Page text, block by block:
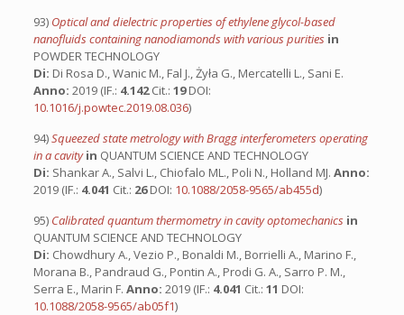
93) Optical and dielectric properties of ethylene glycol-based
nanofluids containing nanodiamonds with various purities in
POWDER TECHNOLOGY
Di: Di Rosa D., Wanic M., Fal J., Żyła G., Mercatelli L., Sani E.
Anno: 2019 (IF.: 4.142Cit.: 19DOI:
10.1016/j.powtec.2019.08.036)
94)Squeezed state metrology with Bragg interferometers operating
in a cavityin QUANTUM SCIENCE AND TECHNOLOGY
Di: Shankar A., Salvi L., Chiofalo ML., Poli N., Holland MJ. Anno:
2019 (IF.: 4.041 Cit.: 26DOI: 10.1088/2058-9565/ab455d)
95) Calibrated quantum thermometry in cavity optomechanics in
QUANTUM SCIENCE AND TECHNOLOGY
Di: Chowdhury A., Vezio P., Bonaldi M., Borrielli A., Marino F.,
Morana B., Pandraud G., Pontin A., Prodi G. A., Sarro P. M.,
Serra E., Marin F. Anno: 2019 (IF.: 4.041 Cit.: 11 DOI:
10.1088/2058-9565/ab05f1)